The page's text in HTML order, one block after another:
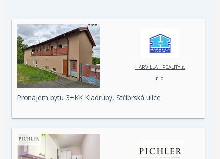
HARVILLA - REALITY s.
r. o.
Pronájem bytu 3+KK Kladruby, Stříbrská ulice